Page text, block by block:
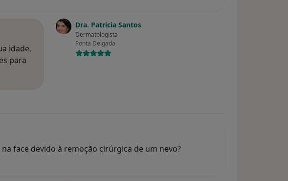
Dra. Patricia Santos
Dermatologista
Ponta Delgada
idade,
para
face devido à remoção cirúrgica de um nevo?